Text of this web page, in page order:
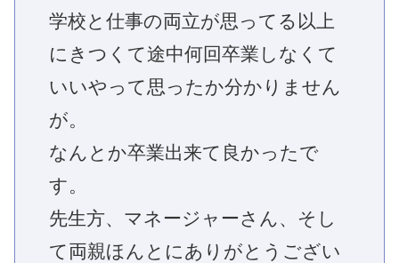
学校と仕事の両立が思ってる以上
にきつくて途中何回卒業しなくて
いいやって思ったか分かりません
が。
なんとか卒業出来て良かったで
す。
先生方、マネージャーさん、そし
て両親ほんとにありがとうござい